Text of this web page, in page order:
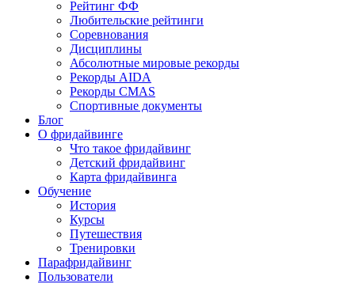
Рейтинг ФФ
Любительские рейтинги
Соревнования
Дисциплины
Абсолютные мировые рекорды
Рекорды AIDA
Рекорды CMAS
Спортивные документы
Блог
О фридайвинге
Что такое фридайвинг
Детский фридайвинг
Карта фридайвинга
Обучение
История
Курсы
Путешествия
Тренировки
Парафридайвинг
Пользователи